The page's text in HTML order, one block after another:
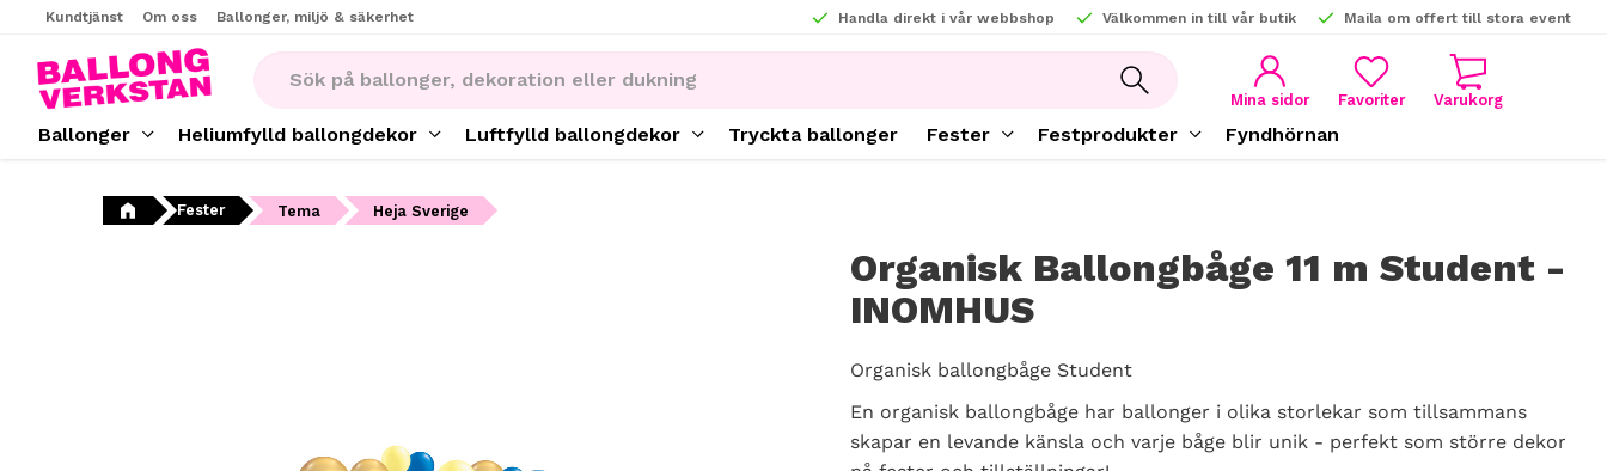
Kundtjänst Om oss Ballonger, miljö & säkerhet Handla direkt i vår webbshop Välkommen in till vår butik Maila om offert till stora event
Mina sidor
FAVORITER
KUNDVAGN
Ballonger Heliumfylld ballongdekor Luftfylld ballongdekor Tryckta ballonger Fester Festprodukter Fyndhörnan
Fester Tema Heja Sverige
Organisk Ballongbåge 11 m Student -
INOMHUS
Organisk ballongbåge Student
En organisk ballongbåge har ballonger i olika storlekar som tillsammans
skapar en levande känsla och varje båge blir unik - perfekt som större dekor